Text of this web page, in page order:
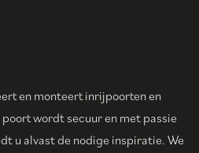
en monteert inrijpoorten en
wordt secuur en met passie
u alvast de nodige inspiratie. We